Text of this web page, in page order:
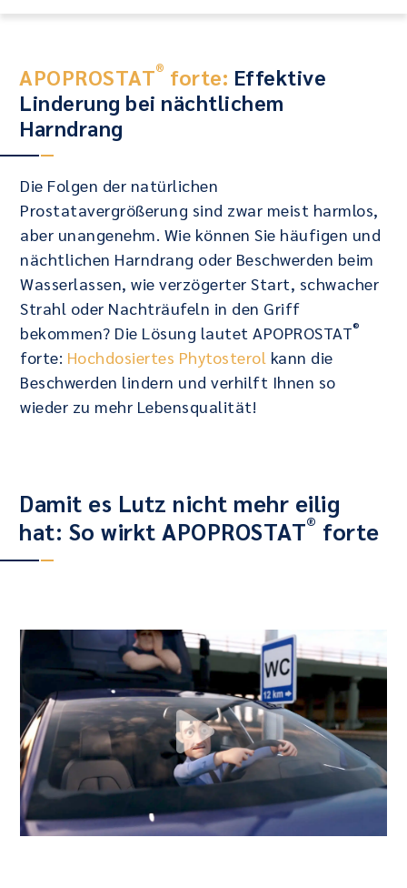
APOPROSTAT® forte: Effektive
Linderung bei nächtlichem
Harndrang
Die Folgen der natürlichen
Prostatavergrößerung sind zwar meist harmlos,
aber unangenehm. Wie können Sie häufigen und
nächtlichen Harndrang oder Beschwerden beim
Wasserlassen, wie verzögerter Start, schwacher
Strahl oder Nachträufeln in den Griff
bekommen? Die Lösung lautet APOPROSTAT®
forte: Hochdosiertes Phytosterol kann die
Beschwerden lindern und verhilft Ihnen so
wieder zu mehr Lebensqualität!
Damit es Lutz nicht mehr eilig
hat: So wirkt APOPROSTAT® forte